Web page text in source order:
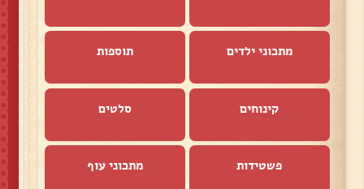
מתכוני ילדים תוספות
קינוחים סלטים
פשטידות מתכוני עוף